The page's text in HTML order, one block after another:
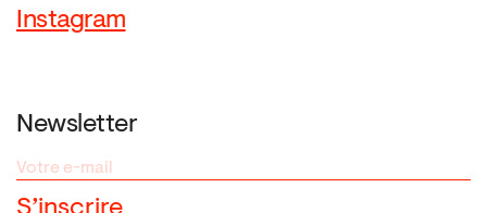
Instagram
Newsletter